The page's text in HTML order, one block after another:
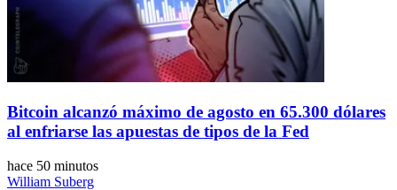
Bitcoin alcanzó máximo de agosto en 65.300 dólares
al enfriarse las apuestas de tipos de la Fed
hace 50 minutos
William Suberg